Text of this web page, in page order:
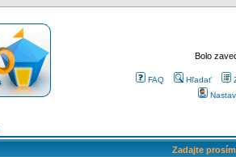
Bolo
FAQ Hľadať
Zadajte